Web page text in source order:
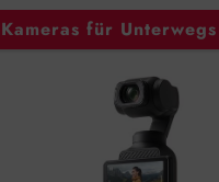
für Unterwegs